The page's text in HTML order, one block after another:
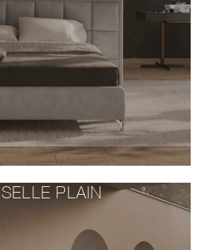
PLAIN